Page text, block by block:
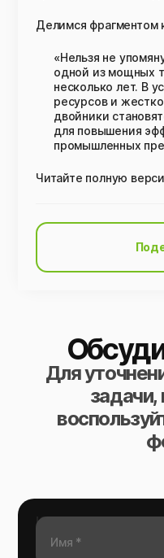
Делимся фрагментом
«Нельзя не
одной из мощных
несколько лет. В
ресурсов и
двойники
для повышения
промышленных
Читайте полную
Для